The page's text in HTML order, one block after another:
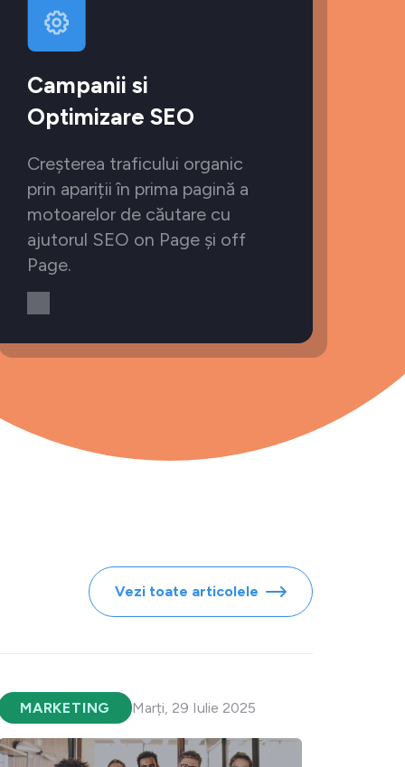
Campanii si
Optimizare SEO
Creșterea traficului organic
prin apariții în prima pagină a
motoarelor de căutare cu
ajutorul SEO on Page și off
Page.
Vezi toate articolele
MARKETING Marți, 29 Iulie 2025